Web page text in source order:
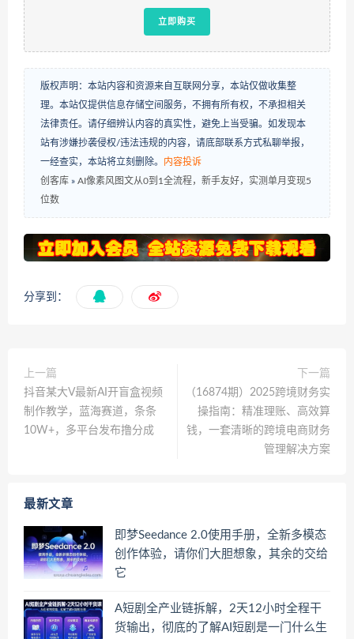
立即购买
版权声明：本站内容和资源来自互联网分享，本站仅做收集整
理。本站仅提供信息存储空间服务，不拥有所有权，不承担相关
法律责任。请仔细辨认内容的真实性，避免上当受骗。如发现本
站有涉嫌抄袭侵权/违法违规的内容，请底部联系方式私聊举报，
一经查实，本站将立刻删除。
内容投诉
创客库 » AI像素风图文从0到1全流程，新手友好，实测单月变现5
位数
分享到：
上一篇
抖音某大V最新AI开盲盒视频
制作教学，蓝海赛道，条条
10W+，多平台发布撸分成
下一篇
（16874期）2025跨境财务实
操指南：精准理账、高效算
钱，一套清晰的跨境电商财务
管理解决方案
最新文章
即梦Seedance 2.0使用手册，全新多模态
创作体验，请你们大胆想象，其余的交给
它
A短剧全产业链拆解，2天12小时全程干
货输出，彻底的了解AI短剧是一门什么生